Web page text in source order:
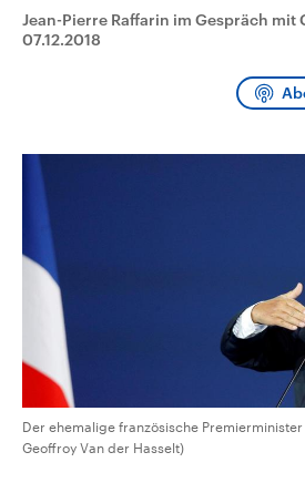
Wahl.
Audio-Archiv
Jean-Pierre Raffarin im Gespräch
07.12.2018
Der ehemalige französische Premierminister
Geoffroy Van der Hasselt)